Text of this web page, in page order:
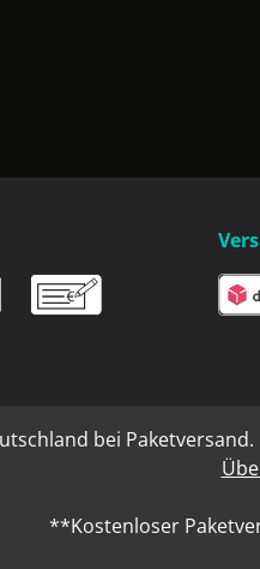
bei
**Kostenloser